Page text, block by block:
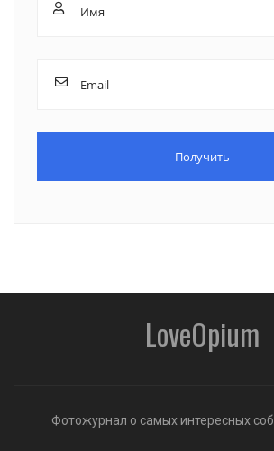
LoveOpium
Фотожурнал о самых интересных